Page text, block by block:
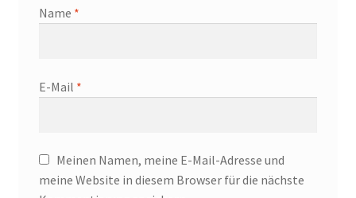
Name *
E-Mail *
Meinen Namen, meine E-Mail-Adresse und
meine Website in diesem Browser für die nächste